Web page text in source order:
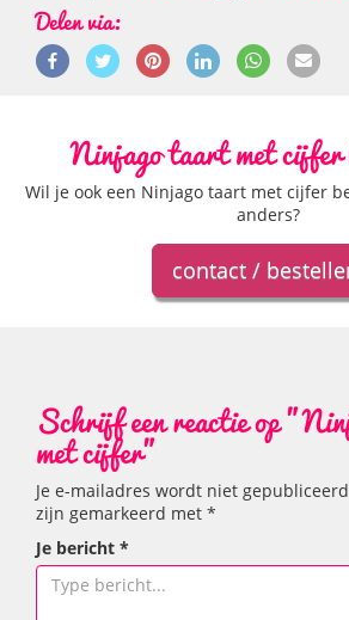
Delen via:
Ninjago taart met cijfer
Wil je ook een Ninjago taart met cijfer
anders?
contact /
Schrijf een reactie op
met cijfer"
Je e-mailadres wordt niet
zijn gemarkeerd met *
Je bericht *